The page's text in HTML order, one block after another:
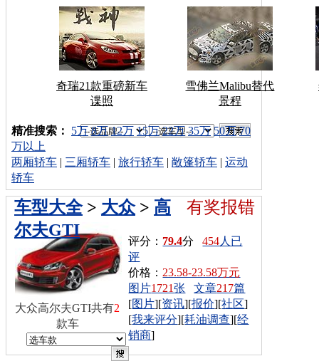
奇瑞21款重磅新车
谍照
雪佛兰Malibu替代
景程
车型搜索：
精准搜索： 5万 8万 12万 15万 22万 35万 50万 70
万以上
两厢轿车 | 三厢轿车 | 旅行轿车 | 敞篷轿车 | 运动
轿车
有奖报错
车型大全> 大众> 高
尔夫GTI
评分： 79.4分454人已
评
价格： 23.58-23.58万元
图片1721张 文章217篇
[图片][资讯][报价][社区]
[我来评分][耗油调查][经
销商]
大众高尔夫GTI共有2
款车